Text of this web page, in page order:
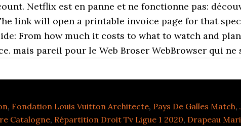
Netflix est en panne et ne fonctionne pas:
link will open a printable invoice page for that
From how much it costs to what to watch and
mais pareil pour le Web Broser WebBrowser qui ne
, Fondation Louis Vuitton Architecte, Pays De Galles Match,
Catalogne, Répartition Droit Tv Ligue 1 2020, Drapeau